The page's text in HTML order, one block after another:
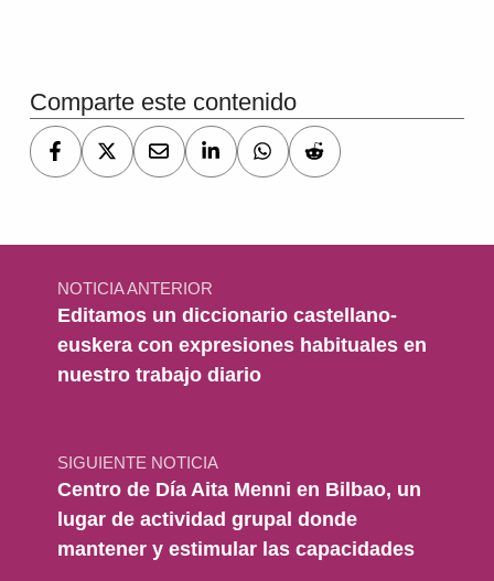
Comparte este contenido
Navegación de entradas
NOTICIA ANTERIOR
Editamos un diccionario castellano-
euskera con expresiones habituales en
nuestro trabajo diario
SIGUIENTE NOTICIA
Centro de Día Aita Menni en Bilbao, un
lugar de actividad grupal donde
mantener y estimular las capacidades